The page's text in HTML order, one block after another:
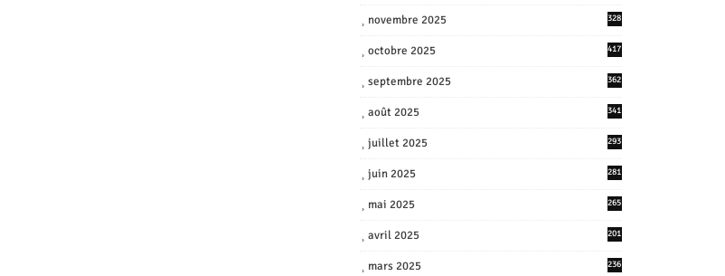
novembre 2025 328
octobre 2025 417
septembre 2025 362
août 2025 341
juillet 2025 293
juin 2025 281
mai 2025 265
avril 2025 201
mars 2025 236